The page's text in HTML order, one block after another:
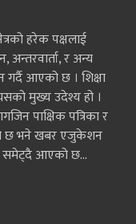
हरेक पक्षलाई
र अन्य
गर्दै आएको छ । शिक्षा
मुख्य उदेश्य हो ।
पाक्षिक पत्रिका र
छ भने खबर एजुकेशन
समेट्दै आएको छ...